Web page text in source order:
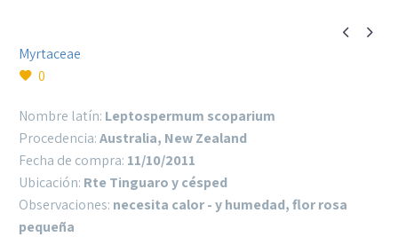
 
Myrtaceae
0
Nombre latín: Leptospermum scoparium
Procedencia:Australia, New Zealand
Fecha de compra: 11/10/2011
Ubicación: Rte Tinguaro y césped
Observaciones: necesita calor - y humedad, flor rosa
pequeña